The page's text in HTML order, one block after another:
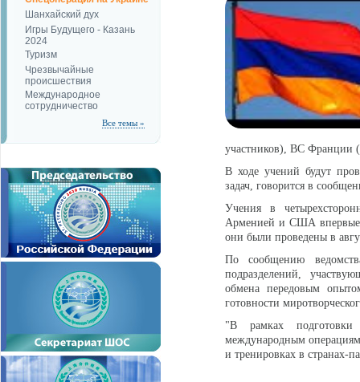
Шанхайский дух
Игры Будущего - Казань
2024
Туризм
Чрезвычайные
происшествия
Международное
сотрудничество
Все темы »
участников), ВС Франции
В ходе учений будут
задач, говорится в
Учения в
Арменией и США впервые
они были проведены в
По сообщению
подразделений,
обмена передовым
готовности
"В рамках подготовки
международным
и тренировках в странах-